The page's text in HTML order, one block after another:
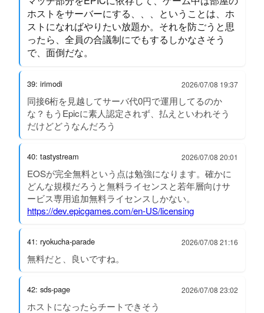
ホストをサーバーにする、、、ということは、ホ
ストになればやりたい放題か。それを防ごうと思
ったら、全員の合議制にでもするしかなさそう
で、面倒だな。
39: irimodi 2026/07/08 19:37
同接6桁を見越してサーバ代0円で運用してるのか
な？もうEpicに素人認定されず、払えといわれそう
だけどどうなんだろう
40: tastystream 2026/07/08 20:01
EOSが完全無料という点は勉強になります。確かに
どんな規模だろうと無料ライセンスと若年層向けサ
ービス専用追加無料ライセンスしかない。
https://dev.epicgames.com/en-US/licensing
41: ryokucha-parade 2026/07/08 21:16
無料だと、良いですね。
42: sds-page 2026/07/08 23:02
ホストになったらチートできそう